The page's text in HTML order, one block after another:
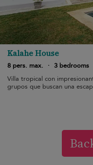
Kalahe House
8 pers. max.
· 3 bedrooms
Villa tropical con
grupos que buscan una